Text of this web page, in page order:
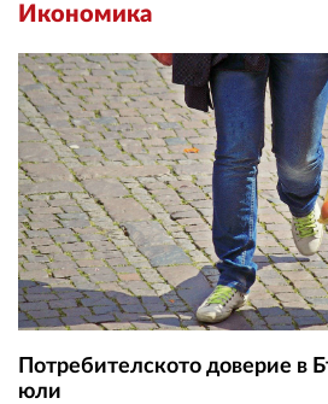
Икономика
Потребителското доверие в
юли